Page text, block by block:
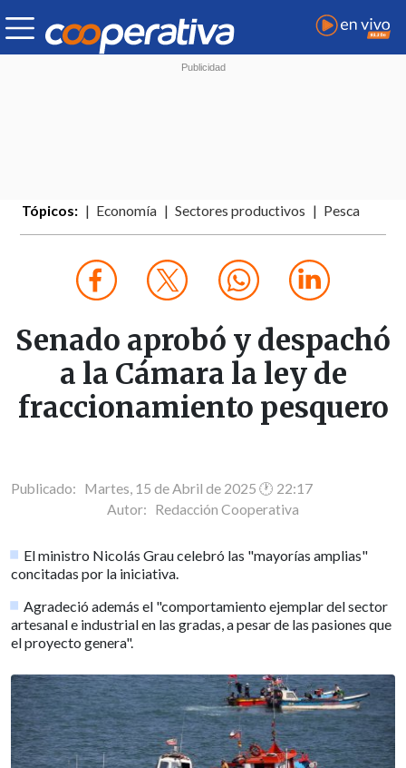
Tópicos: Economía Sectores productivos Pesca
Senado aprobó y despachó
a la Cámara la ley de
fraccionamiento pesquero
Publicado: Martes, 15 de Abril de 2025 🕐 22:17
Autor: Redacción Cooperativa
El ministro Nicolás Grau celebró las "mayorías amplias"
concitadas por la iniciativa.
Agradeció además el "comportamiento ejemplar del sector
artesanal e industrial en las gradas, a pesar de las pasiones que
el proyecto genera".